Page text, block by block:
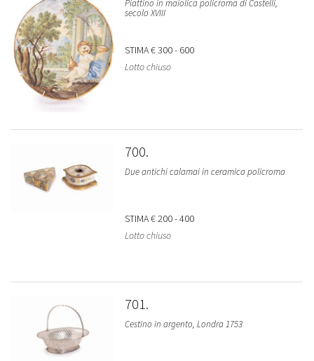
Piattino in maiolica policroma di Castelli,
secolo XVIII
STIMA€ 300 - 600
Lotto chiuso
700
Due antichi calamai in ceramica policroma
STIMA€ 200 - 400
Lotto chiuso
701
Cestino in argento, Londra 1753